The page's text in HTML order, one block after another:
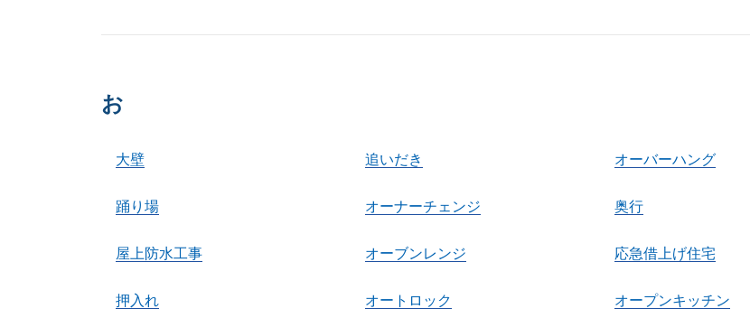
お
大壁 追いだき オーバーハング
踊り場 オーナーチェンジ 奥行
屋上防水工事 オーブンレンジ 応急借上げ住宅
押入れ オートロック オープンキッチン